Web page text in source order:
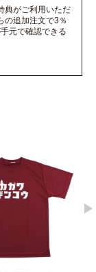
典がご利用いただ
の追加注文で3％
元で確認できる